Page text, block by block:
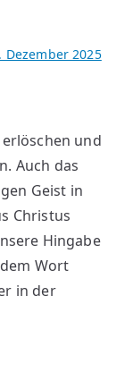
Dezember 2025
und
Auch das
Geist in
Christus
Hingabe
Wort
in der